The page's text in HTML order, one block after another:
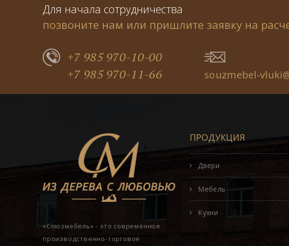
Для начала сотрудничества
позвоните нам или пришлите заявку на
+7 985 970-10-00
+7 985 970-11-66
souzmebel-
«Союзмебель» - это современное
производственно-торговое
ПРОДУКЦИЯ
Двери
Мебель
Кухни